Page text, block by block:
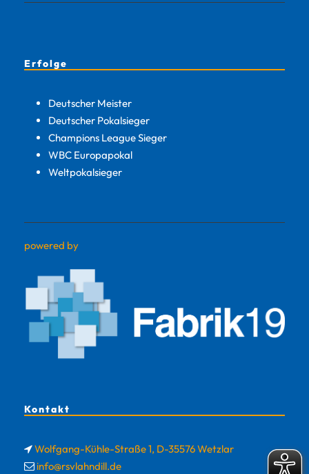
Erfolge
Deutscher Meister
Deutscher Pokalsieger
Champions League Sieger
WBC Europapokal
Weltpokalsieger
powered by
Kontakt
Wolfgang-Kühle-Straße 1, D-35576 Wetzlar
info@rsvlahndill.de